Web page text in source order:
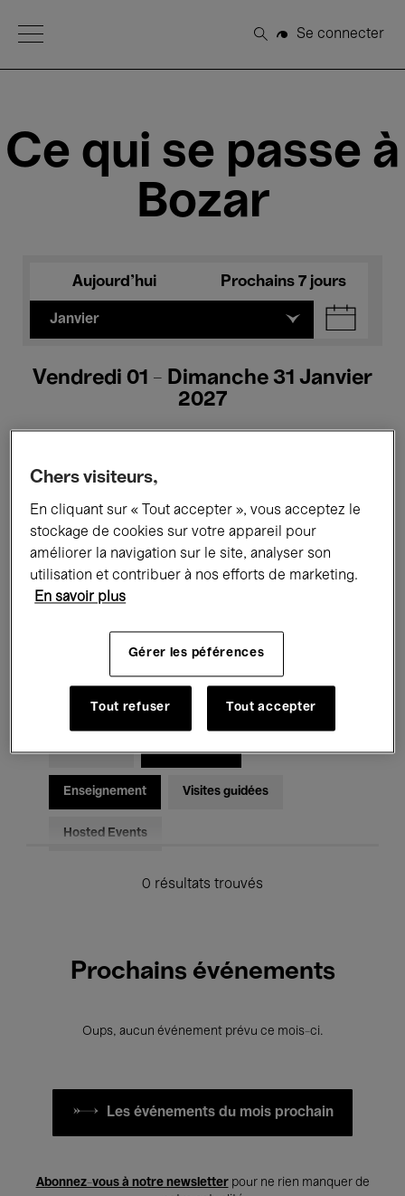
Open Menu
Rechercher
Se connecter
Ce qui se passe à
Bozar
Aujourd'hui Prochains 7 jours
Janvier
Vendredi 01 - Dimanche 31 Janvier
2027
Tous les événements Concerts
Expositions Films Performances
Rencontres & Débats
Musique classique Global Music
Musique électronique
Pour tous Kids’ Palace
Enseignement Visites guidées
Hosted Events
0 résultats trouvés
Prochains événements
Oups, aucun événement prévu ce mois-ci.
Les événements du mois prochain
Abonnez-vous à notre newsletterpour ne rien manquer de
Chers visiteurs,
En cliquant sur « Tout accepter », vous acceptez le
stockage de cookies sur votre appareil pour
améliorer la navigation sur le site, analyser son
utilisation et contribuer à nos efforts de marketing.
En savoir plus
Gérer les péférences
Tout refuser Tout accepter